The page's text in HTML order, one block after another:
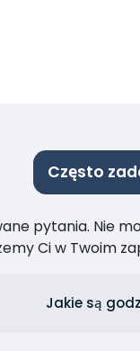
Często
pytania. Nie
Ci w Twoim
Jakie są